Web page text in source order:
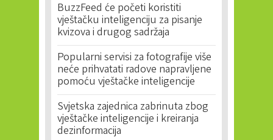
BuzzFeed će početi koristiti
vještačku inteligenciju za pisanje
kvizova i drugog sadržaja
Popularni servisi za fotografije više
neće prihvatati radove napravljene
pomoću vještačke inteligencije
Svjetska zajednica zabrinuta zbog
vještačke inteligencije i kreiranja
dezinformacija